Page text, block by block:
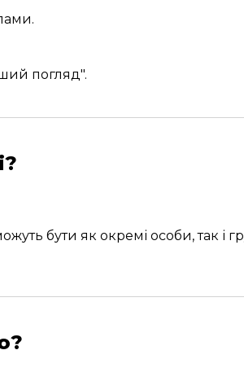
погляд".
бути як окремі особи, так і